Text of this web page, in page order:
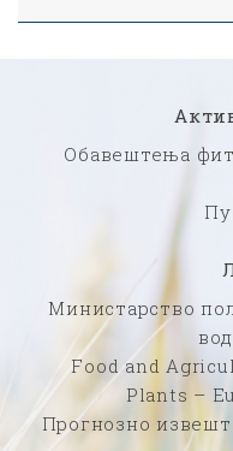
Обавештења
Министарство
Food and
Plants –
Прогнозно